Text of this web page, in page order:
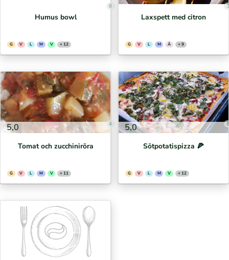
0
Humus bowl
G V L M V + 12
Laxspett med citron
G V L M Ä + 9
5,0 4
Tomat och zucchiniröra
G V L M V + 11
5,0
Sötpotatispizza 🍕⁣
G V L M V + 12